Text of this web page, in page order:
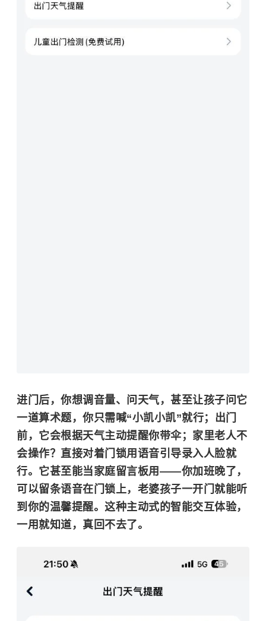
进门后，你想调音量、问天气，甚至让孩子问它
一道算术题，你只需喊“小凯小凯”就行；出门
前，它会根据天气主动提醒你带伞；家里老人不
会操作？直接对着门锁用语音引导录入人脸就
行。它甚至能当家庭留言板用——你加班晚了，
可以留条语音在门锁上，老婆孩子一开门就能听
到你的温馨提醒。这种主动式的智能交互体验，
一用就知道，真回不去了。